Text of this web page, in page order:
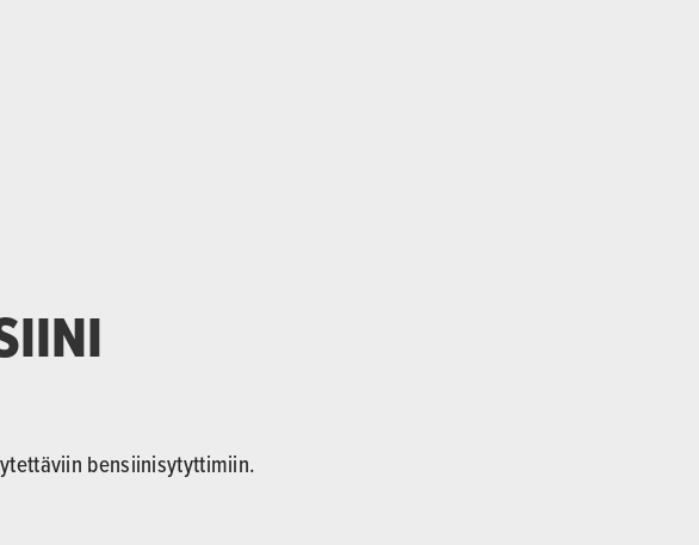
bensiinisytyttimiin.